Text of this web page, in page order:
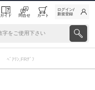
ガイド 問合せ カート
ログイン/
新規登録
ﾍﾞｱﾘﾝ,FRﾃﾞﾌ